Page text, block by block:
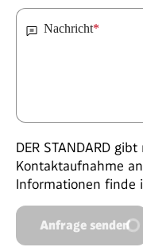
Nachricht*
DER STANDARD
Kontaktaufnahme
Informationen finde
Anfrage senden